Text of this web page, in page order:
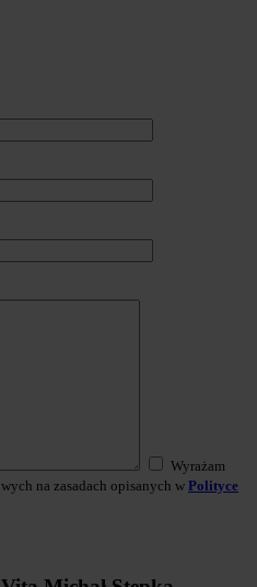
Wyrażam
na zasadach opisanych w Polityce